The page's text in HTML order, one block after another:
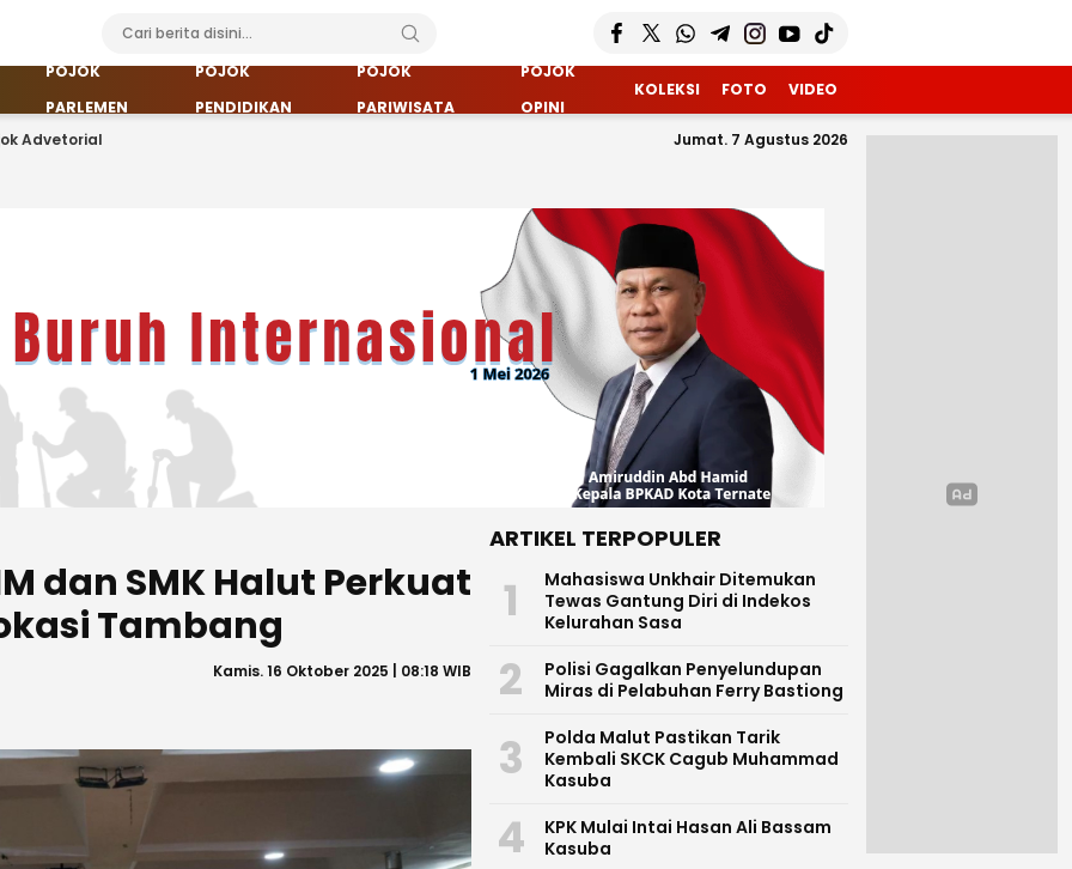
POJOK
PARLEMEN
POJOK
PENDIDIKAN
POJOK
PARIWISATA
POJOK
OPINI
KOLEKSI FOTO VIDEO
Advetorial Jumat. 7 Agustus 2026
dan SMK Halut Perkuat
Tambang
Kamis. 16 Oktober 2025 | 08:18 WIB
ARTIKEL TERPOPULER
1
Mahasiswa Unkhair Ditemukan
Tewas Gantung Diri di Indekos
Kelurahan Sasa
2
Polisi Gagalkan Penyelundupan
Miras di Pelabuhan Ferry Bastiong
3
Polda Malut Pastikan Tarik
Kembali SKCK Cagub Muhammad
Kasuba
4
KPK Mulai Intai Hasan Ali Bassam
Kasuba